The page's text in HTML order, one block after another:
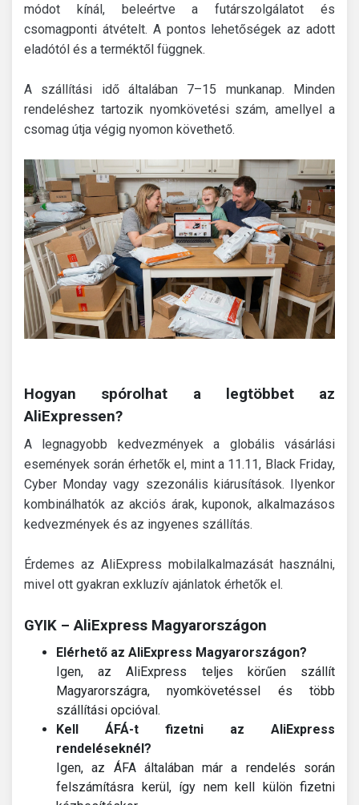
módot kínál, beleértve a futárszolgálatot és
csomagponti átvételt. A pontos lehetőségek az adott
eladótól és a terméktől függnek.
A szállítási idő általában 7–15 munkanap. Minden
rendeléshez tartozik nyomkövetési szám, amellyel a
csomag útja végig nyomon követhető.
Hogyan spórolhat a legtöbbet az
AliExpressen?
A legnagyobb kedvezmények a globális vásárlási
események során érhetők el, mint a 11.11, Black Friday,
Cyber Monday vagy szezonális kiárusítások. Ilyenkor
kombinálhatók az akciós árak, kuponok, alkalmazásos
kedvezmények és az ingyenes szállítás.
Érdemes az AliExpress mobilalkalmazását használni,
mivel ott gyakran exkluzív ajánlatok érhetők el.
GYIK – AliExpress Magyarországon
Elérhető az AliExpress Magyarországon?
Igen, az AliExpress teljes körűen szállít
Magyarországra, nyomkövetéssel és több
szállítási opcióval.
Kell ÁFÁ-t fizetni az AliExpress
rendeléseknél?
Igen, az ÁFA általában már a rendelés során
felszámításra kerül, így nem kell külön fizetni